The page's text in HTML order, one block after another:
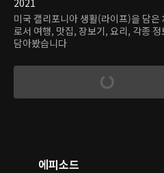
2021
미국 캘리포니아 생활(라이프)을 담
로서 여행, 맛집, 장보기, 요리, 각종 정보등 캘리포니아 생활을 영상으로
담아봤습니다
에피소드